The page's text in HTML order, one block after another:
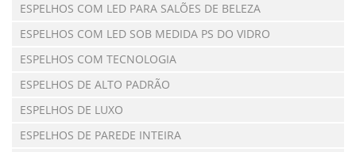
ESPELHOS COM LED PARA SALÕES DE BELEZA
ESPELHOS COM LED SOB MEDIDA PS DO VIDRO
ESPELHOS COM TECNOLOGIA
ESPELHOS DE ALTO PADRÃO
ESPELHOS DE LUXO
ESPELHOS DE PAREDE INTEIRA